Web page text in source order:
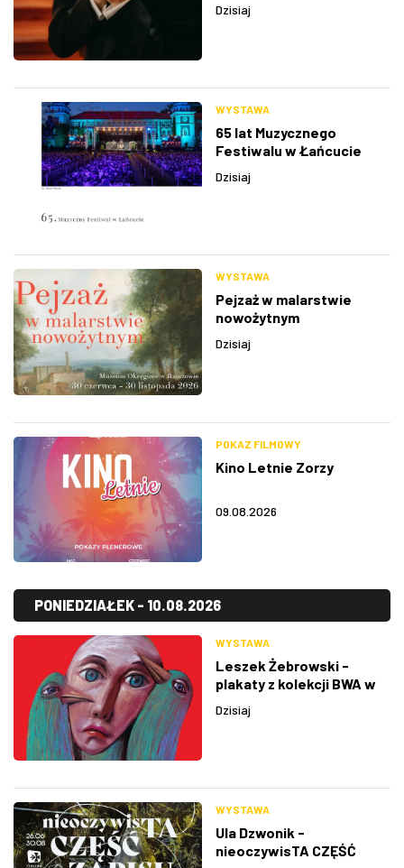
Dzisiaj
WYSTAWA
65 lat Muzycznego
Festiwalu w Łańcucie
Dzisiaj
WYSTAWA
Pejzaż w malarstwie
nowożytnym
Dzisiaj
POKAZ FILMOWY
Kino Letnie Zorzy
09.08.2026
PONIEDZIAŁEK - 10.08.2026
WYSTAWA
Leszek Żebrowski -
plakaty z kolekcji BWA w
Dzisiaj
WYSTAWA
Ula Dzwonik -
nieoczywisTA CZĘŚĆ